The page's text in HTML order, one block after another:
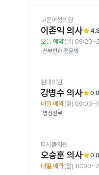
고운여성의원
이존익 의사star
오늘 예약(일)
산부인과 전문의
현대의원
강병수 의사star0.0
내일 예약(월)
영상진료
다시봄의원
오승훈 의사star0.0
내일 예약(월)